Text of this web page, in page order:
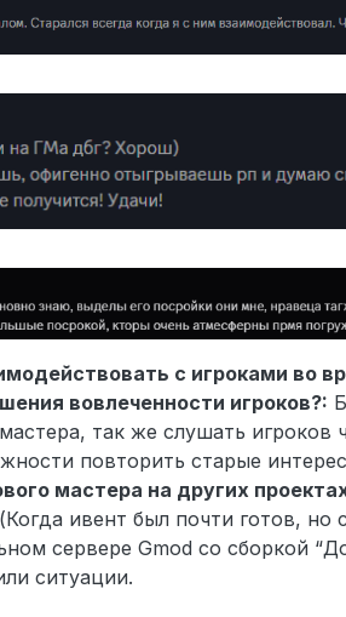
с игроками во
вовлеченности игроков?:
так же слушать
повторить старые
мастера на других
ивент был почти готов, но
сервере Gmod со сборкой
ситуации.